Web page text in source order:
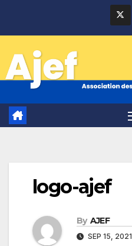
logo-ajef
By AJEF
SEP 15, 2021